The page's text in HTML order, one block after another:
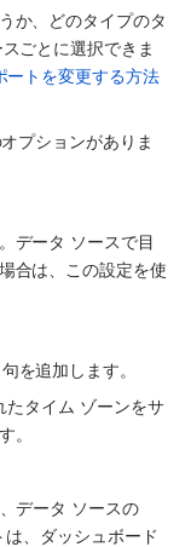
か、どのタイプのタ
ごとに選択できま
ートを変更する方法
プションがありま
データ ソースで目
合は、この設定を使
句を追加します。
タイム ゾーンをサ
。
データ ソースの
、ダッシュボード